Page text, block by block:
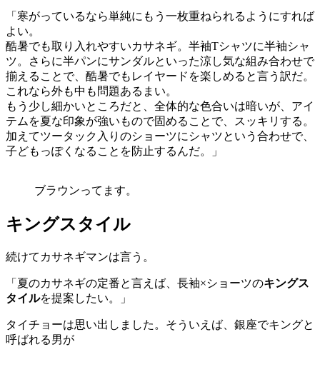
「寒がっているなら単純にもう一枚重ねられるようにすれば
よい。
酷暑でも取り入れやすいカサネギ。半袖Tシャツに半袖シャ
ツ。さらに半パンにサンダルといった涼し気な組み合わせで
揃えることで、酷暑でもレイヤードを楽しめると言う訳だ。
これなら外も中も問題あるまい。
もう少し細かいところだと、全体的な色合いは暗いが、アイ
テムを夏な印象が強いもので固めることで、スッキリする。
加えてツータック入りのショーツにシャツという合わせで、
子どもっぽくなることを防止するんだ。」
ブラウンってます。
キングスタイル
続けてカサネギマンは言う。
「夏のカサネギの定番と言えば、長袖×ショーツのキングス
タイルを提案したい。」
タイチョーは思い出しました。そういえば、銀座でキングと
呼ばれる男が